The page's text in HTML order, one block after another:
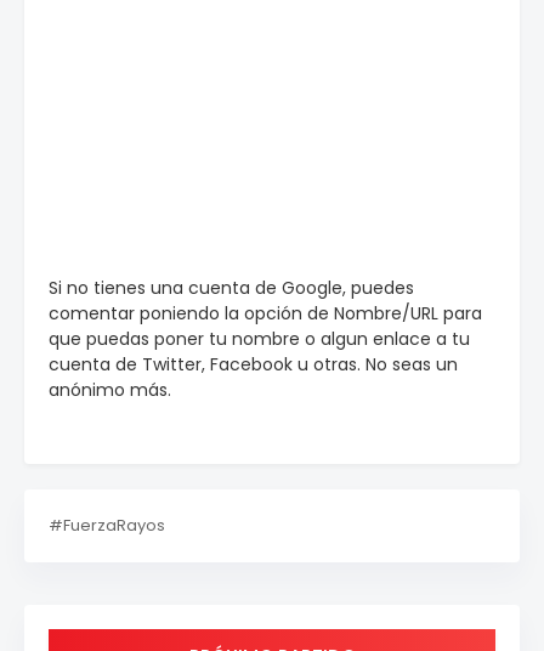
Si no tienes una cuenta de Google, puedes
comentar poniendo la opción de Nombre/URL para
que puedas poner tu nombre o algun enlace a tu
cuenta de Twitter, Facebook u otras. No seas un
anónimo más.
#FuerzaRayos